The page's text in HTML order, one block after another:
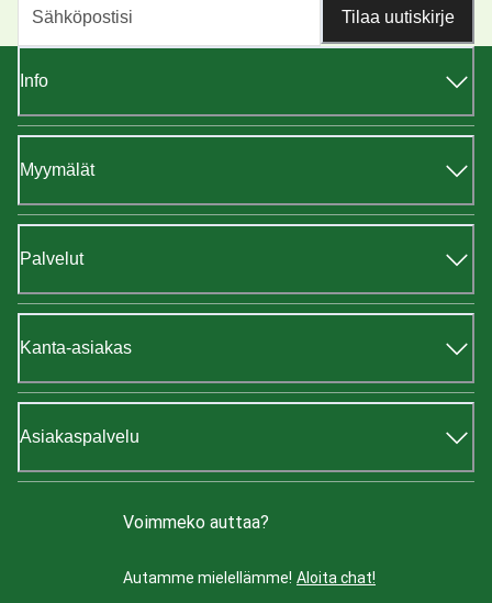
Tilaa uutiskirje
Info
Myymälät
Palvelut
Kanta-asiakas
Asiakaspalvelu
Voimmeko auttaa?
Autamme mielellämme! Aloita chat!